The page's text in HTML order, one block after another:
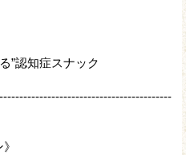
”認知症スナック